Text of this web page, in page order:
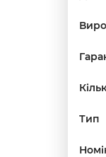
Тип